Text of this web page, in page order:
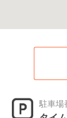
駐車場